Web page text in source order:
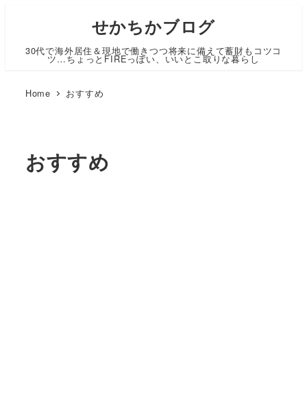
せかちかブログ
30代で海外居住＆現地で働きつつ将来に備えて蓄財もコツコ
ツ…ちょっとFIREっぽい、いいとこ取りな暮らし
Home おすすめ
おすすめ